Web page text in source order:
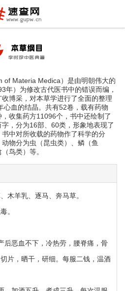
of Materia Medica）是由明朝伟大的
年）为修改古代医书中的错误而编，
博采，对本草学进行了全面的整理
心血的结晶。共有52卷，载有药物
收集药方11096个，书中还绘制了
，分为16部、60类，形象地表现了
中对所收载的药物作了科学的分
物分为虫（昆虫类）、鳞（鱼
鸟类）等。
木羊乳、逐马、奔马草。
。
后恶血不下，冷热劳，腰脊痛，骨
片，晒干，研细。每服二钱，温酒